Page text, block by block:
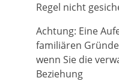
Regel nicht
Achtung: Eine
familiären
wenn Sie die
Beziehung